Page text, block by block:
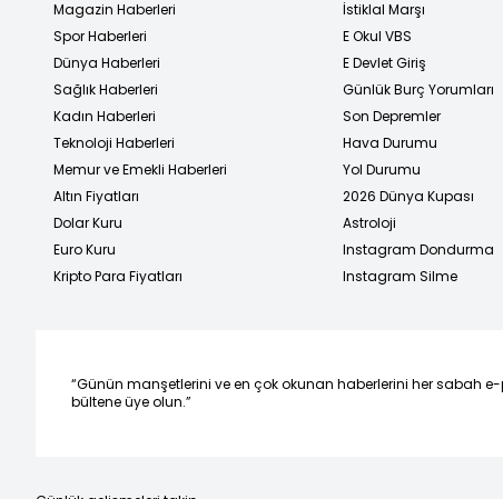
Magazin Haberleri
Spor Haberleri
Dünya Haberleri
Sağlık Haberleri
Kadın Haberleri
Teknoloji Haberleri
Memur ve Emekli Haberleri
Altın Fiyatları
Dolar Kuru
Euro Kuru
Kripto Para Fiyatları
İstiklal Marşı
E Okul VBS
E Devlet Giriş
Günlük Burç Yorumları
Son Depremler
Hava Durumu
Yol Durumu
2026 Dünya Kupası
Astroloji
Instagram Dondurma
Instagram Silme
“Günün manşetlerini ve en çok okunan haberlerini her sabah
bültene üye olun.”